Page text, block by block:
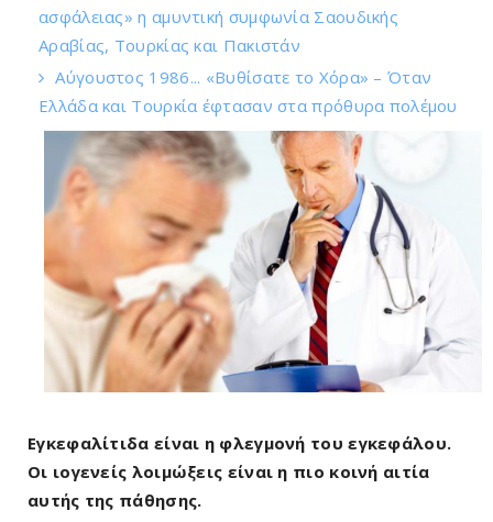
ασφάλειας» η αμυντική συμφωνία Σαουδικής
Αραβίας, Τουρκίας και Πακιστάν
Αύγουστος 1986... «Βυθίσατε το Χόρα» – Όταν
Ελλάδα και Τουρκία έφτασαν στα πρόθυρα πολέμου
Εγκεφαλίτιδα είναι η φλεγμονή του εγκεφάλου.
Οι ιογενείς λοιμώξεις είναι η πιο κοινή αιτία
αυτής της πάθησης.